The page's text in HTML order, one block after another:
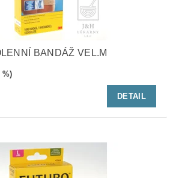
BANDÁŽ VEL.M
%)
DETAIL